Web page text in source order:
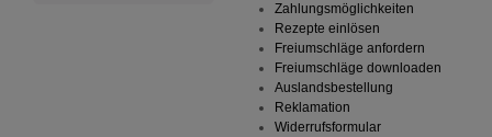
Zahlungsmöglichkeiten
Rezepte einlösen
Freiumschläge anfordern
Freiumschläge downloaden
Auslandsbestellung
Reklamation
Widerrufsformular